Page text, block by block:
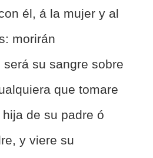
él, á la mujer y al
morirán
su sangre sobre
que tomare
de su padre ó
y viere su